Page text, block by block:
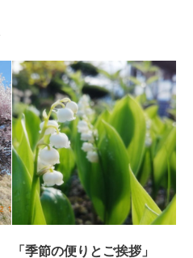
「季節の便りとご挨拶」